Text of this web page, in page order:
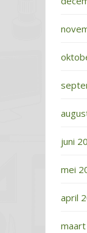
juni
mei
april